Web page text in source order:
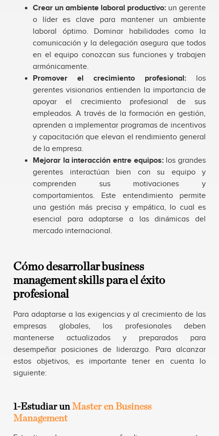
Crear un ambiente laboral productivo: un gerente
o líder es clave para mantener un ambiente
laboral óptimo. Dominar habilidades como la
comunicación y la delegación asegura que todos
en el equipo conozcan sus funciones y trabajen
armónicamente.
Promover el crecimiento profesional: los
gerentes visionarios entienden la importancia de
apoyar el crecimiento profesional de sus
empleados. A través de la formación en gestión,
aprenden a implementar programas de incentivos
y capacitación que elevan el rendimiento general
de la empresa.
Mejorar la interacción entre equipos: los grandes
gerentes interactúan bien con su equipo y
comprenden sus motivaciones y
comportamientos. Este entendimiento permite
una gestión más precisa y empática, lo cual es
esencial para adaptarse a las dinámicas del
mercado internacional.
Cómo desarrollar business
management skills para el éxito
profesional
Para adaptarse a las exigencias y al crecimiento de las
empresas globales, los profesionales deben
mantenerse actualizados y preparados para
desempeñar posiciones de liderazgo. Para alcanzar
estos objetivos, es importante tener en cuenta lo
siguiente:
1-Estudiar un Master en Business
Management